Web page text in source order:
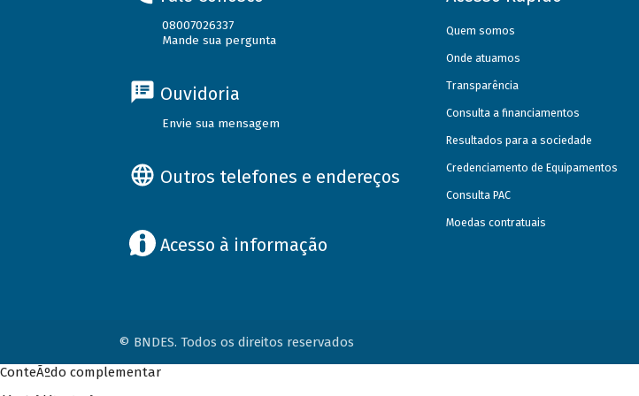
08007026337
Mande sua pergunta
Ouvidoria
Envie sua mensagem
Outros telefones e endereços
Acesso à informação
Quem somos
Onde atuamos
Transparência
Consulta a financiamentos
Resultados para a sociedade
Credenciamento de Equipamentos
Consulta PAC
Moedas contratuais
© BNDES. Todos os direitos reservados
ConteÃºdo complementar